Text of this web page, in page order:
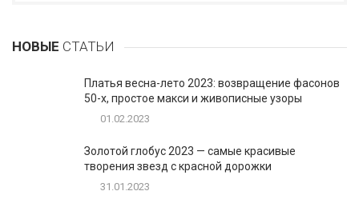
НОВЫЕ СТАТЬИ
Платья весна-лето 2023: возвращение фасонов
50-х, простое макси и живописные узоры
01.02.2023
Золотой глобус 2023 — самые красивые
творения звезд с красной дорожки
31.01.2023